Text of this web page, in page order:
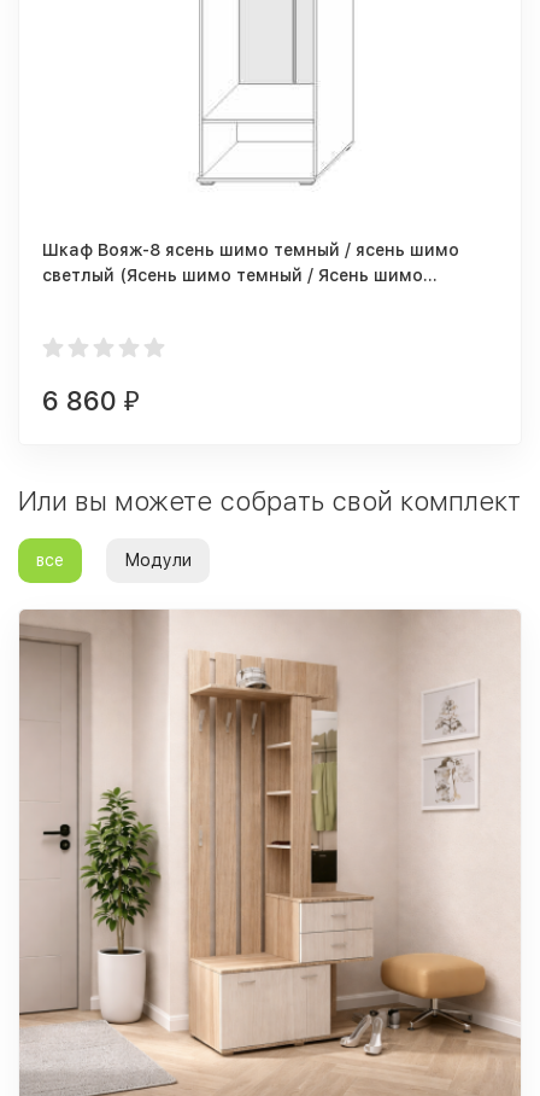
Шкаф Вояж-8 ясень шимо темный / ясень шимо
светлый (Ясень шимо темный / Ясень шимо
6 860 ₽
Или вы можете собрать свой комплект
все Модули